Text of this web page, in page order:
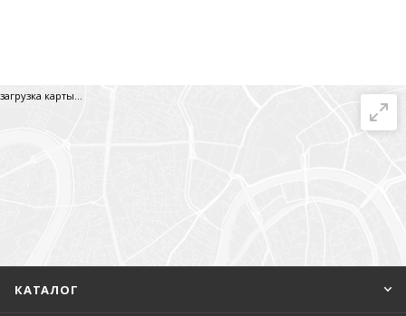
загрузка карты...
КАТАЛОГ